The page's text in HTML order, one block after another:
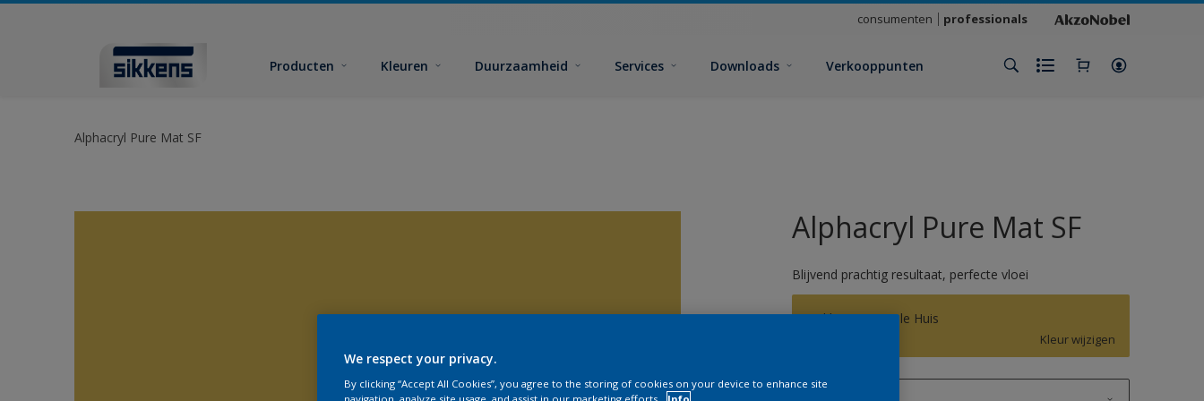
consumenten professionals
Producten Kleuren Duurzaamheid Services Downloads Verkooppunten
Alphacryl Pure Mat SF
Alphacryl Pure Mat SF
Blijvend prachtig resultaat, perfecte vloei
Sikkens Het Gele Huis
Kleur wijzigen
We respect your privacy.
By clicking “Accept All Cookies”, you agree to the storing of cookies on your device to enhance site